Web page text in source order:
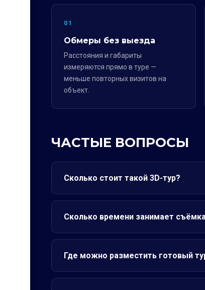
01
Обмеры без выезда
Расстояния и габариты
измеряются прямо в туре —
меньше повторных визитов на
объект.
ЧАСТЫЕ ВОПРОСЫ
Сколько стоит такой 3D-тур?
Сколько времени занимает
Где можно разместить готовый